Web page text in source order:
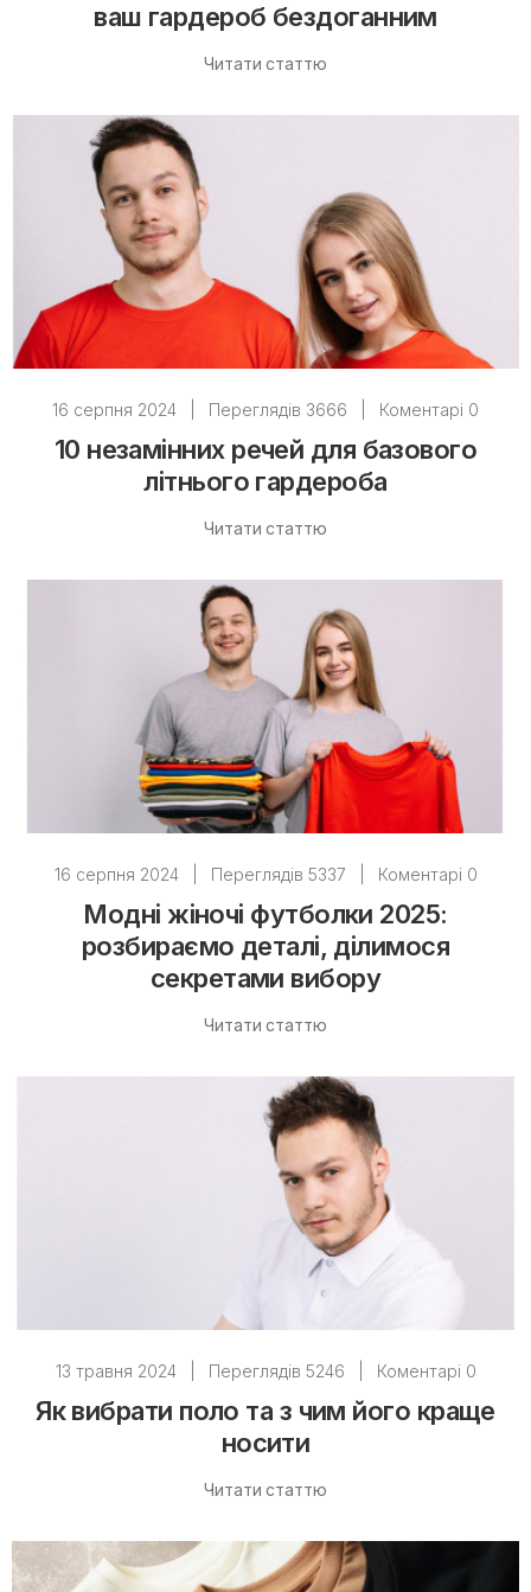
ваш гардероб бездоганним
Читати статтю
16 серпня 2024 Переглядів 3666 Коментарі 0
10 незамінних речей для базового
літнього гардероба
Читати статтю
16 серпня 2024 Переглядів 5337 Коментарі 0
Модні жіночі футболки 2025:
розбираємо деталі, ділимося
секретами вибору
Читати статтю
13 травня 2024 Переглядів 5246 Коментарі 0
Як вибрати поло та з чим його краще
носити
Читати статтю